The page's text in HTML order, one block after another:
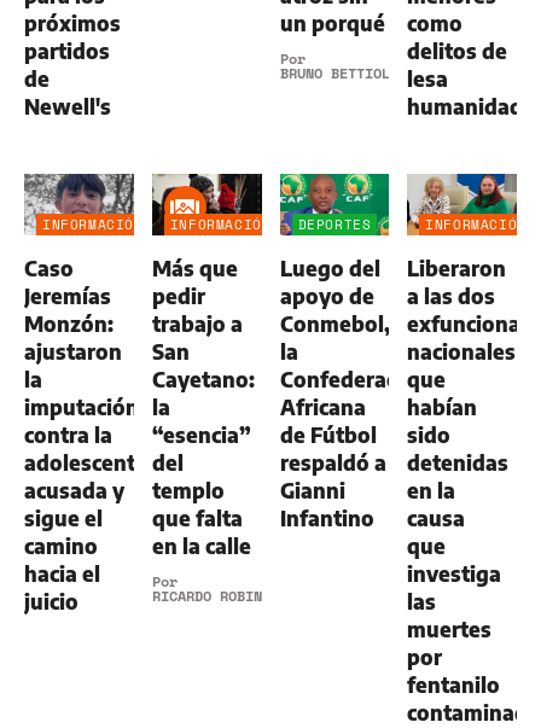
próximos
partidos
de
Newell's
un porqué
Por
BRUNO BETTIOL
como
delitos de
lesa
humanidad
INFORMACIÓN
Caso
Jeremías
Monzón:
ajustaron
la
imputación
contra la
adolescente
acusada y
sigue el
camino
hacia el
juicio
INFORMACIÓN
Más que
pedir
trabajo a
San
Cayetano:
la
“esencia”
del
templo
que falta
en la calle
Por
RICARDO ROBINS
DEPORTES
Luego del
apoyo de
Conmebol,
la
Confederación
Africana
de Fútbol
respaldó a
Gianni
Infantino
INFORMACIÓN
Liberaron
a las dos
nacionales
que
habían
sido
detenidas
en la
causa
que
investiga
las
muertes
por
fentanilo
contaminado